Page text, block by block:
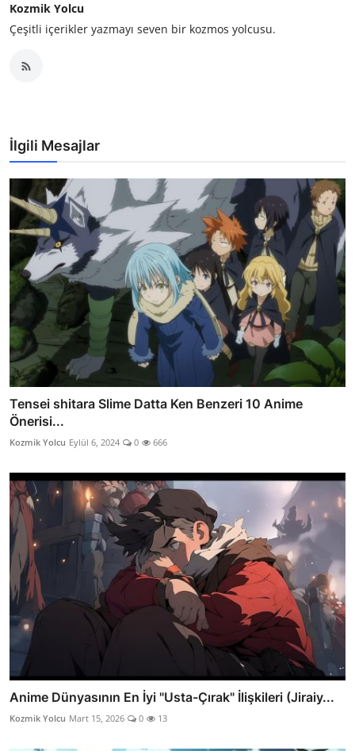
Kozmik Yolcu
Çeşitli içerikler yazmayı seven bir kozmos yolcusu.
İlgili Mesajlar
Tensei shitara Slime Datta Ken Benzeri 10 Anime
Önerisi...
Kozmik Yolcu Eylül 6, 2024 0 666
Anime Dünyasının En İyi "Usta-Çırak" İlişkileri (Jiraiy...
Kozmik Yolcu Mart 15, 2026 0 13